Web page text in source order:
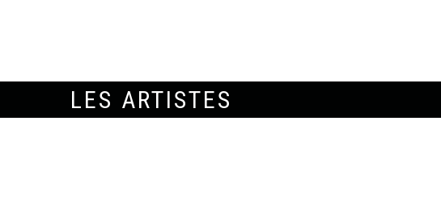
LES ARTISTES